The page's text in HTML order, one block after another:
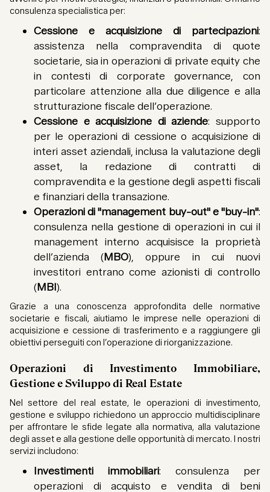
consulenza specialistica per:
Cessione e acquisizione di partecipazioni:
assistenza nella compravendita di quote
societarie, sia in operazioni di private equity che
in contesti di corporate governance, con
particolare attenzione alla due diligence e alla
strutturazione fiscale dell’operazione.
Cessione e acquisizione di aziende: supporto
per le operazioni di cessione o acquisizione di
interi asset aziendali, inclusa la valutazione degli
asset, la redazione di contratti di
compravendita e la gestione degli aspetti fiscali
e finanziari della transazione.
Operazioni di "management buy-out" e "buy-in":
consulenza nella gestione di operazioni in cui il
management interno acquisisce la proprietà
dell’azienda (MBO), oppure in cui nuovi
investitori entrano come azionisti di controllo
(MBI).
Grazie a una conoscenza approfondita delle normative
societarie e fiscali, aiutiamo le imprese nelle operazioni di
acquisizione e cessione di trasferimento e a raggiungere gli
obiettivi perseguiti con l’operazione di riorganizzazione.
Operazioni di Investimento Immobiliare,
Gestione e Sviluppo di Real Estate
Nel settore del real estate, le operazioni di investimento,
gestione e sviluppo richiedono un approccio multidisciplinare
per affrontare le sfide legate alla normativa, alla valutazione
degli asset e alla gestione delle opportunità di mercato. I nostri
servizi includono:
Investimenti immobiliari: consulenza per
operazioni di acquisto e vendita di beni